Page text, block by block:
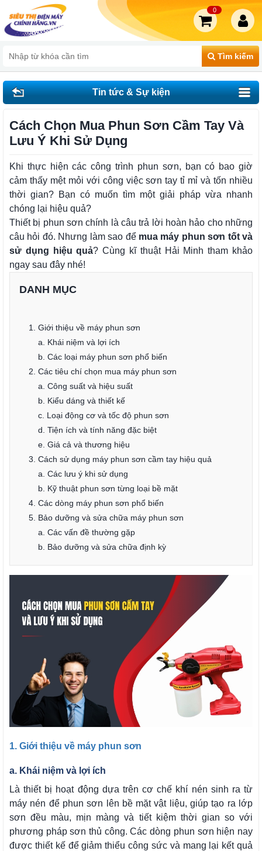
Tìm kiếm
0
Tin tức & Sự kiện
Cách Chọn Mua Phun Sơn Cầm Tay Và
Lưu Ý Khi Sử Dụng
Khi thực hiện các công trình phun sơn, bạn có bao giờ
cảm thấy mệt mỏi với công việc sơn tay tỉ mỉ và tốn nhiều
thời gian? Bạn có muốn tìm một giải pháp vừa nhanh
chóng lại hiệu quả?
Thiết bị phun sơn chính là câu trả lời hoàn hảo cho những
câu hỏi đó. Nhưng làm sao để mua máy phun sơn tốt và
sử dụng hiệu quả? Cùng kĩ thuật Hải Minh tham khảo
ngay sau đây nhé!
DANH MỤC
1. Giới thiệu về máy phun sơn
a. Khái niệm và lợi ích
b. Các loại máy phun sơn phổ biến
2. Các tiêu chí chọn mua máy phun sơn
a. Công suất và hiệu suất
b. Kiểu dáng và thiết kế
c. Loại động cơ và tốc độ phun sơn
d. Tiện ích và tính năng đặc biệt
e. Giá cả và thương hiệu
3. Cách sử dụng máy phun sơn cầm tay hiệu quả
a. Các lưu ý khi sử dụng
b. Kỹ thuật phun sơn từng loại bề mặt
4. Các dòng máy phun sơn phổ biến
5. Bảo dưỡng và sửa chữa máy phun sơn
a. Các vấn đề thường gặp
b. Bảo dưỡng và sửa chữa định kỳ
1. Giới thiệu về máy phun sơn
a. Khái niệm và lợi ích
Là thiết bị hoạt động dựa trên cơ chế khí nén sinh ra từ
máy nén để phun sơn lên bề mặt vật liệu, giúp tạo ra lớp
sơn đều màu, mịn màng và tiết kiệm thời gian so với
phương pháp sơn thủ công. Các dòng phun sơn hiện nay
được thiết kế để giảm thiểu công sức và mang lại kết quả